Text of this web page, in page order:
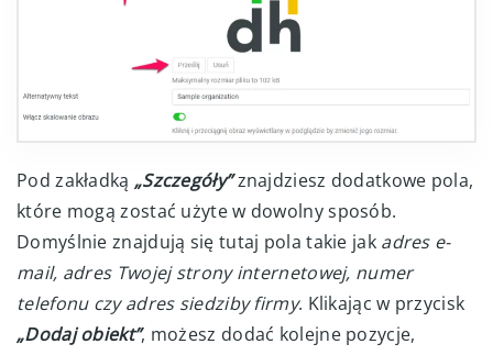
Pod zakładką „Szczegóły”znajdziesz dodatkowe pola,
które mogą zostać użyte w dowolny sposób.
Domyślnie znajdują się tutaj pola takie jak adres e-
mail, adres Twojej strony internetowej, numer
telefonu czy adres siedziby firmy. Klikając w przycisk
„Dodaj obiekt”, możesz dodać kolejne pozycje,